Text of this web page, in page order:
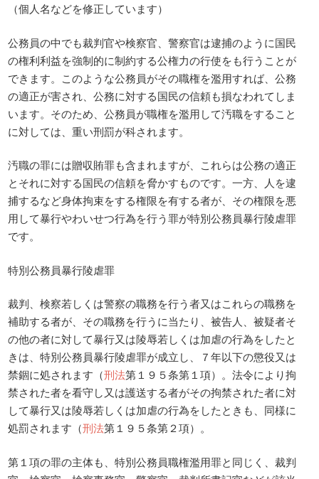
（個人名などを修正しています）
公務員の中でも裁判官や検察官、警察官は逮捕のように国民
の権利利益を強制的に制約する公権力の行使をも行うことが
できます。このような公務員がその職権を濫用すれば、公務
の適正が害され、公務に対する国民の信頼も損なわれてしま
います。そのため、公務員が職権を濫用して汚職をすること
に対しては、重い刑罰が科されます。
汚職の罪には贈収賄罪も含まれますが、これらは公務の適正
とそれに対する国民の信頼を脅かすものです。一方、人を逮
捕するなど身体拘束をする権限を有する者が、その権限を悪
用して暴行やわいせつ行為を行う罪が特別公務員暴行陵虐罪
です。
特別公務員暴行陵虐罪
裁判、検察若しくは警察の職務を行う者又はこれらの職務を
補助する者が、その職務を行うに当たり、被告人、被疑者そ
の他の者に対して暴行又は陵辱若しくは加虐の行為をしたと
きは、特別公務員暴行陵虐罪が成立し、７年以下の懲役又は
禁錮に処されます（刑法第１９５条第１項）。法令により拘
禁された者を看守し又は護送する者がその拘禁された者に対
して暴行又は陵辱若しくは加虐の行為をしたときも、同様に
処罰されます（刑法第１９５条第２項）。
第１項の罪の主体も、特別公務員職権濫用罪と同じく、裁判